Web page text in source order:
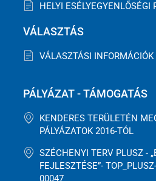
HELYI ESÉLYEGYENLŐSÉGI
VÁLASZTÁS
VÁLASZTÁSI INFORMÁCIÓK
PÁLYÁZAT - TÁMOGATÁS
KENDERES TERÜLETÉN
PÁLYÁZATOK 2016-TÓL
SZÉCHENYI TERV PLUSZ -
FEJLESZTÉSE”-
00047